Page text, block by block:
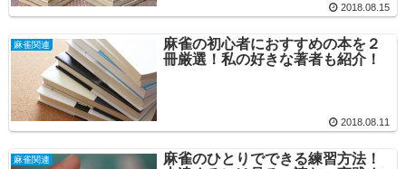
2018.08.15
麻雀関連
麻雀の初心者におすすめの本を２
冊厳選！私の好きな著者も紹介！
2018.08.11
麻雀関連
麻雀のひとりでできる練習方法！